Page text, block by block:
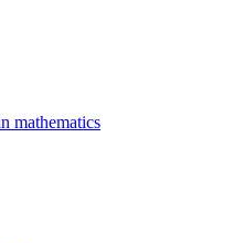
mathematics